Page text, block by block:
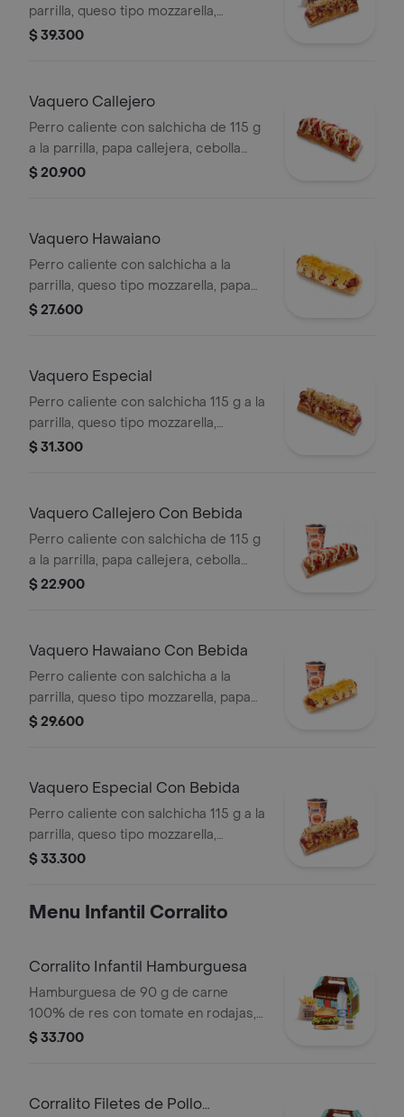
parrilla, queso tipo mozzarella,
tocineta picada, papa callejera,
papas medianas (Corral o en cascos)
+ bebida PET
$ 39.300
Vaquero Callejero
Perro caliente con salchicha de 115 g
a la parrilla, papa callejera, cebolla
picada, salsa blanca, salsa de tomate
$ 20.900
Vaquero Hawaiano
Perro caliente con salchicha a la
parrilla, queso tipo mozzarella, papa
callejera, piña, salsa blanca y salsa de
$ 27.600
Vaquero Especial
Perro caliente con salchicha 115 g a la
parrilla, queso tipo mozzarella,
tocineta picada, papa callejera,
$ 31.300
Vaquero Callejero Con Bebida
Perro caliente con salchicha de 115 g
a la parrilla, papa callejera, cebolla
picada, salsa blanca, salsa de tomate
$ 22.900
Vaquero Hawaiano Con Bebida
Perro caliente con salchicha a la
parrilla, queso tipo mozzarella, papa
callejera, piña, salsa blanca y salsa de
$ 29.600
Vaquero Especial Con Bebida
Perro caliente con salchicha 115 g a la
parrilla, queso tipo mozzarella,
tocineta picada, papa callejera,
bebida PET
$ 33.300
Menu Infantil Corralito
Corralito Infantil Hamburguesa
Hamburguesa de 90 g de carne
100% de res con tomate en rodajas,
lechuga en julianas, salsa blanca y
60 g
$ 33.700
Corralito Filetes de Pollo